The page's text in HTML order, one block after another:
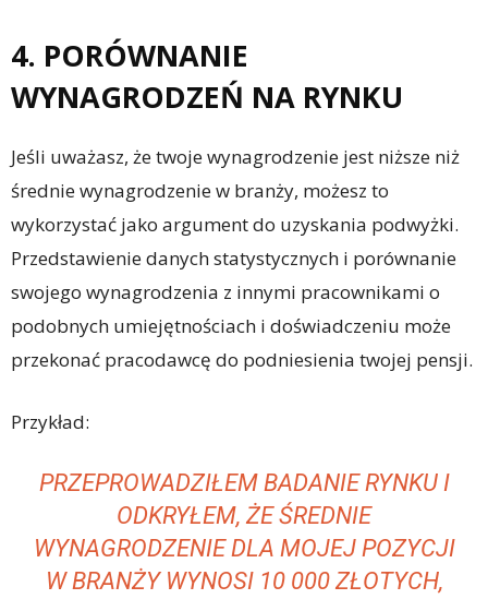
4. PORÓWNANIE
WYNAGRODZEŃ NA RYNKU
Jeśli uważasz, że twoje wynagrodzenie jest niższe niż
średnie wynagrodzenie w branży, możesz to
wykorzystać jako argument do uzyskania podwyżki.
Przedstawienie danych statystycznych i porównanie
swojego wynagrodzenia z innymi pracownikami o
podobnych umiejętnościach i doświadczeniu może
przekonać pracodawcę do podniesienia twojej pensji.
Przykład:
PRZEPROWADZIŁEM BADANIE RYNKU I
ODKRYŁEM, ŻE ŚREDNIE
WYNAGRODZENIE DLA MOJEJ POZYCJI
W BRANŻY WYNOSI 10 000 ZŁOTYCH,